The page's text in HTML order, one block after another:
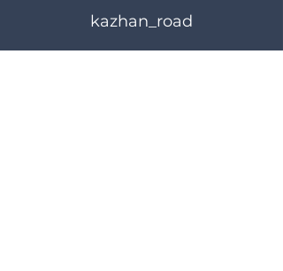
kazhan_road